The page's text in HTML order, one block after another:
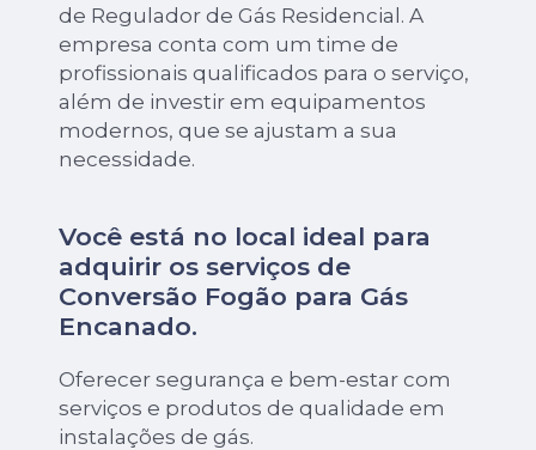
de Regulador de Gás Residencial. A
empresa conta com um time de
profissionais qualificados para o serviço,
além de investir em equipamentos
modernos, que se ajustam a sua
necessidade.
Você está no local ideal para
adquirir os serviços de
Conversão Fogão para Gás
Encanado.
Oferecer segurança e bem-estar com
serviços e produtos de qualidade em
instalações de gás.